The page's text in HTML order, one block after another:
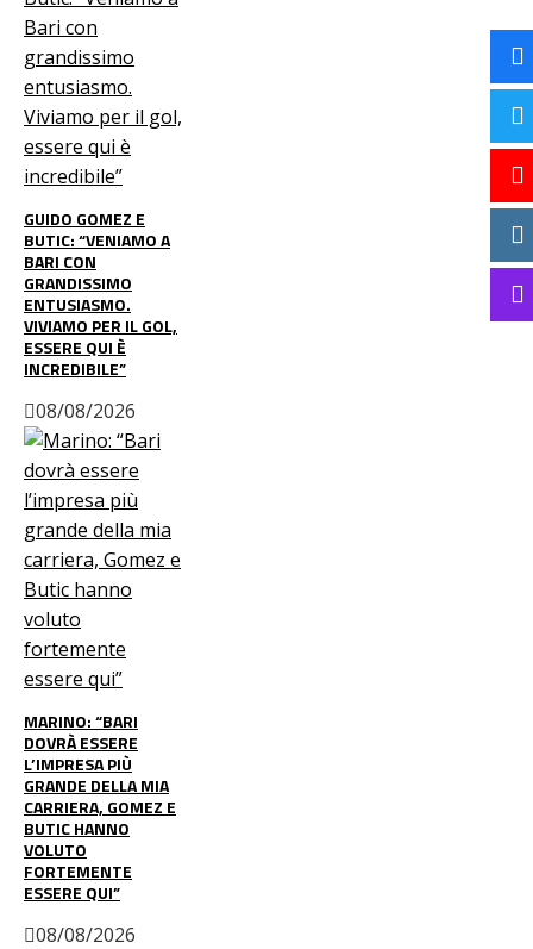
GUIDO GOMEZ E
BUTIC: “VENIAMO A
BARI CON
GRANDISSIMO
ENTUSIASMO.
VIVIAMO PER IL GOL,
ESSERE QUI È
INCREDIBILE”
08/08/2026
MARINO: “BARI
DOVRÀ ESSERE
L’IMPRESA PIÙ
GRANDE DELLA MIA
CARRIERA, GOMEZ E
BUTIC HANNO
VOLUTO
FORTEMENTE
ESSERE QUI”
08/08/2026